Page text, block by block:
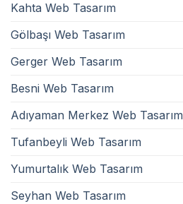
Kahta Web Tasarım
Gölbaşı Web Tasarım
Gerger Web Tasarım
Besni Web Tasarım
Adıyaman Merkez Web Tasarım
Tufanbeyli Web Tasarım
Yumurtalık Web Tasarım
Seyhan Web Tasarım